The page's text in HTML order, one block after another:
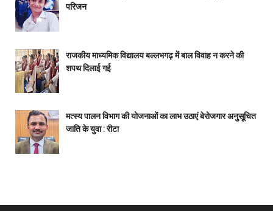
परिजन
राजकीय माध्यमिक विद्यालय बल्लभगढ़ में बाल विवाह न करने की
शपथ दिलाई गई
मत्स्य पालन विभाग की योजनाओं का लाभ उठाएं बेरोजगार अनुसूचित
जाति के युवा : रीटा